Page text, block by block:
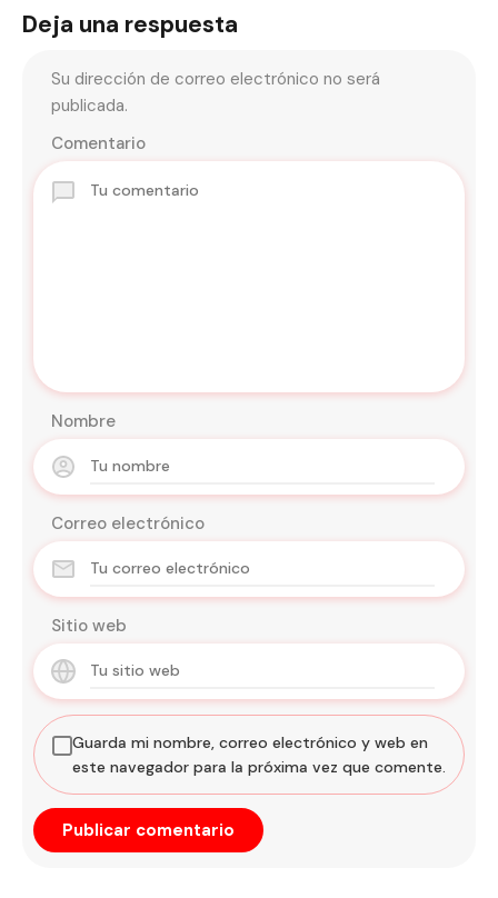
Deja una respuesta
Su dirección de correo electrónico no será
publicada.
Comentario
Nombre
Correo electrónico
Sitio web
Guarda mi nombre, correo electrónico y web en
este navegador para la próxima vez que comente.